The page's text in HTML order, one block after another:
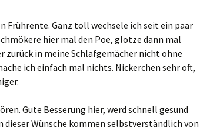
Frührente. Ganz toll wechsele ich seit ein paar
hier mal den Poe, glotze dann mal
zurück in meine Schlafgemächer nicht ohne
ich einfach mal nichts. Nickerchen sehr oft,
Gute Besserung hier, werd schnell gesund
Wünsche kommen selbstverständlich von